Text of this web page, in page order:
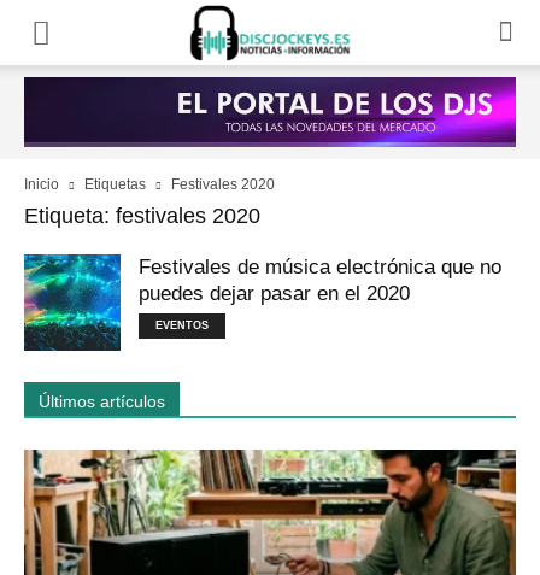
Inicio Etiquetas Festivales 2020
Etiqueta: festivales 2020
Festivales de música electrónica que no
puedes dejar pasar en el 2020
EVENTOS
Últimos artículos